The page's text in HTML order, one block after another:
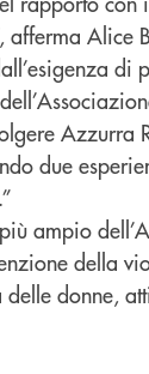
Alice
di
Azzurra
due
ampio
della
delle donne,